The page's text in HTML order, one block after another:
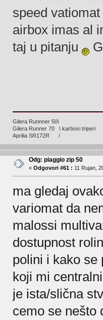
speed
airbox imas al
taj u pitanju
Gilera Runnner 50\
Gilera Runner 70 \ karbosi triperi
Aprilia SR172R /
Odg: piaggio zip 50
« Odgovori #61 : 11 Rujan,
ma gledaj
variomat da
malossi
dostupnost
polini i kako se
koji mi
je ista/slična
cemo se nešto